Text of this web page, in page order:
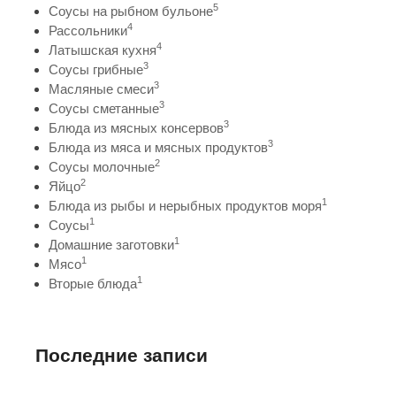
Соусы на рыбном бульоне5
Рассольники4
Латышская кухня4
Соусы грибные3
Масляные смеси3
Соусы сметанные3
Блюда из мясных консервов3
Блюда из мяса и мясных продуктов3
Соусы молочные2
Яйцо2
Блюда из рыбы и нерыбных продуктов моря1
Соусы1
Домашние заготовки1
Мясо1
Вторые блюда1
Последние записи